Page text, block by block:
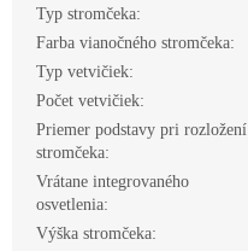
Typ stromčeka:
Farba vianočného stromčeka:
Typ vetvičiek:
Počet vetvičiek:
Priemer podstavy pri rozložení
stromčeka:
Vrátane integrovaného
osvetlenia:
Výška stromčeka: